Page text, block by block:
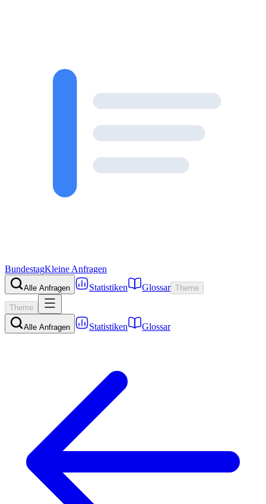
BundestagKleine Anfragen
Alle Anfragen Statistiken Glossar Theme
Theme
Alle Anfragen Statistiken Glossar